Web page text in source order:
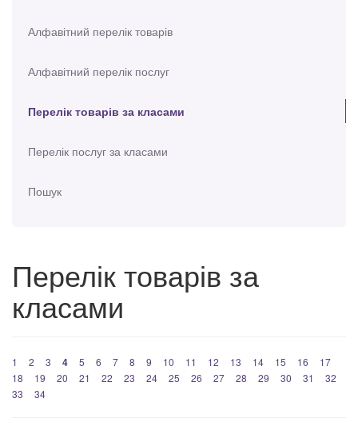
Алфавітний перелік товарів
Алфавітний перелік послуг
Перелік товарів за класами
Перелік послуг за класами
Пошук
Перелік товарів за
класами
1 2 3 4 5 6 7 8 9 10 11 12 13 14 15 16
17
18
19 20 21 22 23 24 25 26 27 28 29 30 31
32
33
34